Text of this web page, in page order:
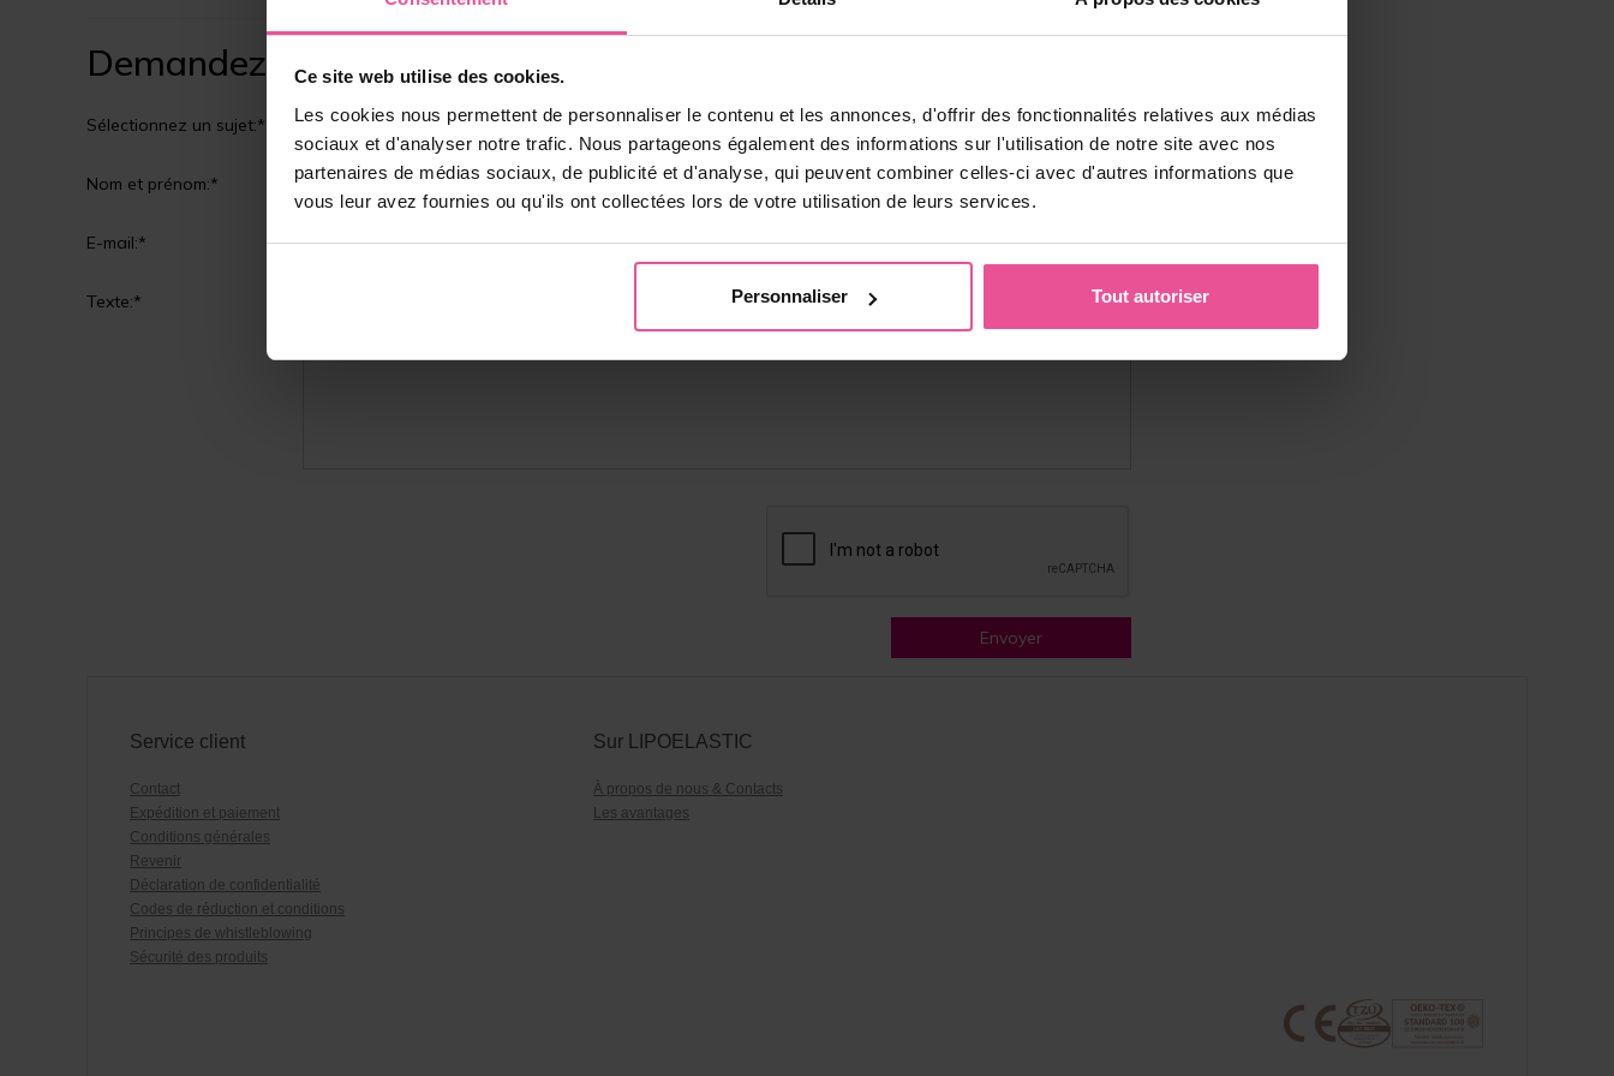
Ce site web utilise des cookies.
Les cookies nous permettent de personnaliser le contenu et les annonces, d'offrir des fonctionnalités relatives aux médias
sociaux et d'analyser notre trafic. Nous partageons également des informations sur l'utilisation de notre site avec nos
partenaires de médias sociaux, de publicité et d'analyse, qui peuvent combiner celles-ci avec d'autres informations que
vous leur avez fournies ou qu'ils ont collectées lors de votre utilisation de leurs services.
Personnaliser Tout autoriser
Demandez nous
Sélectionnez un sujet:* Service client
Nom et prénom:*
E-mail:*
Texte:*
Envoyer
Service client
Contact
Expédition et paiement
Conditions générales
Revenir
Déclaration de confidentialité
Codes de réduction et conditions
Principes de whistleblowing
Sécurité des produits
Sur LIPOELASTIC
À propos de nous & Contacts
Les avantages